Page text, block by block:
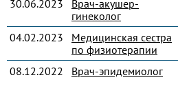
30.06.2023
Врач-акушер-
гинеколог
04.02.2023
Медицинская сестра
по физиотерапии
08.12.2022
Врач-эпидемиолог